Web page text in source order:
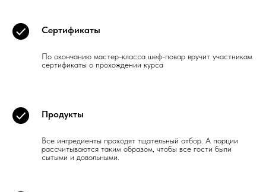
Сертификаты
По окончанию мастер-класса шеф-повар вручит участникам
сертификаты о прохождении курса
Продукты
Все ингредиенты проходят тщательный отбор. А порции
рассчитываются таким образом, чтобы все гости были
сытыми и довольными.